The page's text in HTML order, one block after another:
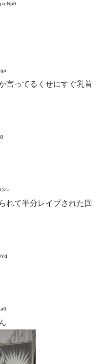
言ってるくせにすぐ乳首
れて半分レイプされた回